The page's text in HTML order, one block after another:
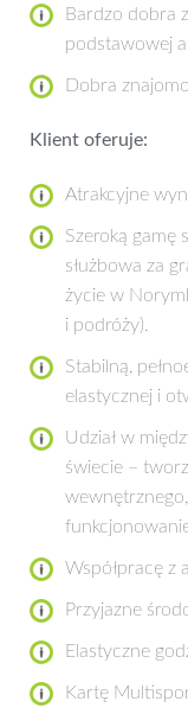
Bardzo dobra
podstawowej
Dobra
Klient oferuje:
Atrakcyjne
Szeroką gamę
służbowa za
życie w
i podróży).
Stabilną,
elastycznej i
Udział w
świecie –
Współpracę z
Przyjazne
Elastyczne
Kartę